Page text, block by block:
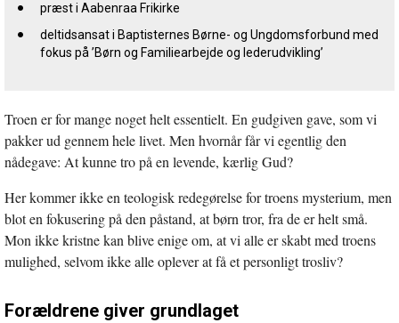
præst i Aabenraa Frikirke
deltidsansat i Baptisternes Børne- og Ungdomsforbund med
fokus på ’Børn og Familiearbejde og lederudvikling’
Troen er for mange noget helt essentielt. En gudgiven gave, som vi
pakker ud gennem hele livet. Men hvornår får vi egentlig den
nådegave: At kunne tro på en levende, kærlig Gud?
Her kommer ikke en teologisk redegørelse for troens mysterium, men
blot en fokusering på den påstand, at børn tror, fra de er helt små.
Mon ikke kristne kan blive enige om, at vi alle er skabt med troens
mulighed, selvom ikke alle oplever at få et personligt trosliv?
Forældrene giver grundlaget